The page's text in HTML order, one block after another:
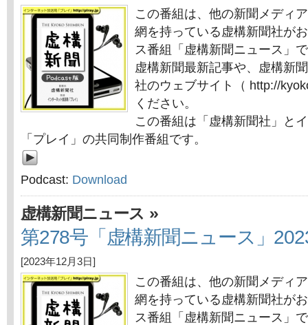
この番組は、他の新聞メディ
網を持っている虚構新聞社が
ス番組「虚構新聞ニュース」
虚構新聞最新記事や、虚構新
社のウェブサイト（ http://
ください。
この番組は「虚構新聞社」と
「プレイ」の共同制作番組です。
Podcast: Download
虚構新聞ニュース »
第278号「虚構新聞ニュース」
[2023年12月3日]
この番組は、他の新聞メディ
網を持っている虚構新聞社が
ス番組「虚構新聞ニュース」